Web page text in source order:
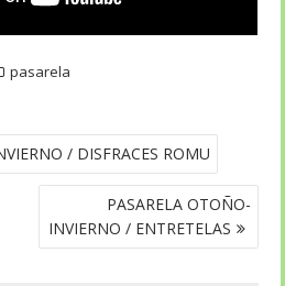
pasarela
/ DISFRACES ROMU
PASARELA OTOÑO-
INVIERNO / ENTRETELAS